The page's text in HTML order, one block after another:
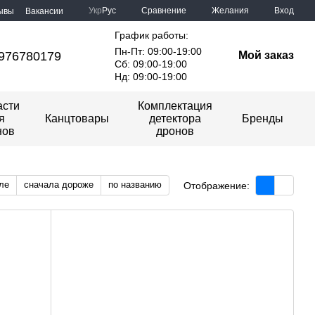
Вакансии Укр Рус Сравнение Желания Вход
График работы:
Пн-Пт: 09:00-19:00
Сб: 09:00-19:00
Нд: 09:00-19:00
Мой заказ
Канцтовары
Комплектация
детектора
дронов
Бренды
сначала дороже по названию Отображение: